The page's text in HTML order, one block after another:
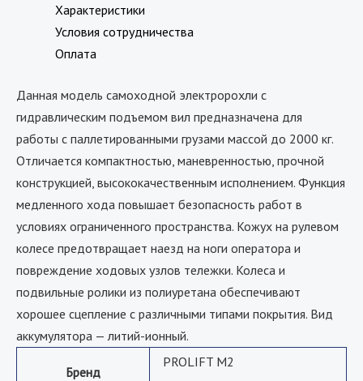
Характеристики
Условия сотрудничества
Оплата
Данная модель самоходной электророхли с
гидравлическим подъемом вил предназначена для
работы с паллетированными грузами массой до 2000 кг.
Отличается компактностью, маневренностью, прочной
конструкцией, высококачественным исполнением. Функция
медленного хода повышает безопасность работ в
условиях ограниченного пространства. Кожух на рулевом
колесе предотвращает наезд на ноги оператора и
повреждение ходовых узлов тележки. Колеса и
подвильные ролики из полиуретана обеспечивают
хорошее сцепление с различными типами покрытия. Вид
аккумулятора — литий-ионный.
Бренд
PROLIFT M2